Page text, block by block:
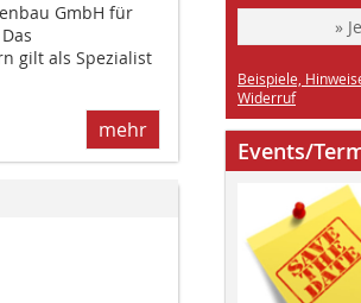
GmbH für
gilt als Spezialist
mehr
»
Beispiele,
Widerruf
Events/